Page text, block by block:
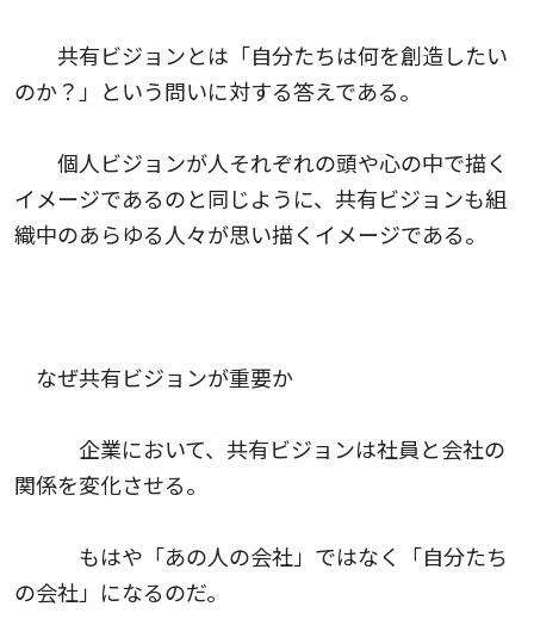
共有ビジョンとは「自分たちは何を創造したい
のか？」という問いに対する答えである。
個人ビジョンが人それぞれの頭や心の中で描く
イメージであるのと同じように、共有ビジョンも組
織中のあらゆる人々が思い描くイメージである。
なぜ共有ビジョンが重要か
企業において、共有ビジョンは社員と会社の
関係を変化させる。
もはや「あの人の会社」ではなく「自分たち
の会社」になるのだ。